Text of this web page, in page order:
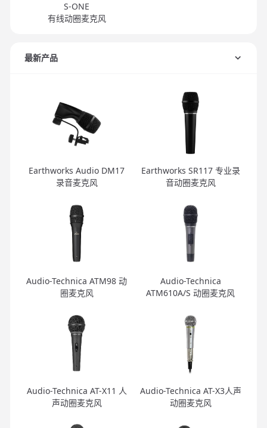
S-ONE
有线动圈麦克风
最新产品
Earthworks Audio DM17
录音麦克风
Earthworks SR117 专业录
音动圈麦克风
Audio-Technica ATM98 动
圈麦克风
Audio-Technica
ATM610A/S 动圈麦克风
Audio-Technica AT-X11 人
声动圈麦克风
Audio-Technica AT-X3人声
动圈麦克风